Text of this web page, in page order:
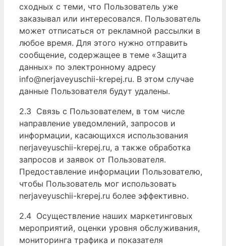
сходных с теми, что Пользователь уже
заказывал или интересовался. Пользователь
может отписаться от рекламной рассылки в
любое время. Для этого нужно отправить
сообщение, содержащее в теме «Защита
данных» по электронному адресу
info@nerjaveyuschii-krepej.ru. В этом случае
данные Пользователя будут удалены.
2.3 Связь с Пользователем, в том числе
направление уведомлений, запросов и
информации, касающихся использования
nerjaveyuschii-krepej.ru, а также обработка
запросов и заявок от Пользователя.
Предоставление информации Пользователю,
чтобы Пользователь мог использовать
nerjaveyuschii-krepej.ru более эффективно.
2.4 Осуществление наших маркетинговых
мероприятий, оценки уровня обслуживания,
мониторинга трафика и показателя